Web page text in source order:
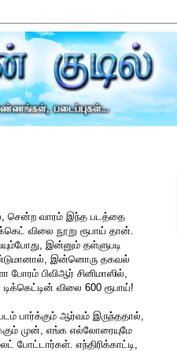
சென்ற வாரம் இந்த படத்தை
விலை நூறு ரூபாய் தான்.
இன்னும் தள்ளுபடி
இன்னொரு தகவல்
பிவிஆர் சினிமாஸில்,
விலை 600 ரூபாய்!
பார்க்கும் ஆர்வம் இருந்ததால்,
முன், எங்க எல்லோரையுமே
போட்டார்கள். எந்திரிக்காட்டி,